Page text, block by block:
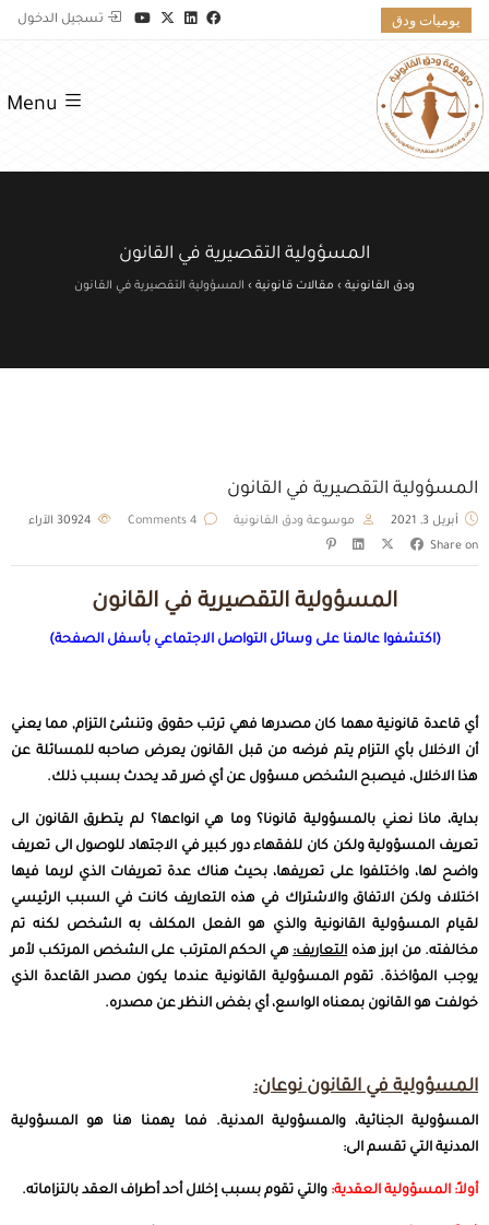
يوميات ودق تسجيل الدخول
Menu
المسؤولية التقصيرية في القانون
ودق القانونية › مقالات قانونية › المسؤولية التقصيرية في القانون
المسؤولية التقصيرية في القانون
أبريل 3, 2021 موسوعة ودق القانونية 4 Comments
الآراء
Share on
المسؤولية التقصيرية في القانون
(اكتشفوا عالمنا على وسائل التواصل الاجتماعي بأسفل الصفحة)
أي قاعدة قانونية مهما كان مصدرها فهي ترتب حقوق وتنشئ التزام, مما يعني
أن الاخلال بأي التزام يتم فرضه من قبل القانون يعرض صاحبه للمسائلة عن
هذا الاخلال، فيصبح الشخص مسؤول عن أي ضرر قد يحدث بسبب ذلك.
بداية، ماذا نعني بالمسؤولية قانونا؟ وما هي انواعها؟ لم يتطرق القانون الى
تعريف المسؤولية ولكن كان للفقهاء دور كبير في الاجتهاد للوصول الى تعريف
واضح لها، واختلفوا على تعريفها، بحيث هناك عدة تعريفات الذي لربما فيها
اختلاف ولكن الاتفاق والاشتراك في هذه التعاريف كانت في السبب الرئيسي
لقيام المسؤولية القانونية والذي هو الفعل المكلف به الشخص لكنه تم
مخالفته. من ابرز هذهالتعاريف:هي الحكم المترتب على الشخص المرتكب لأمر
يوجب المؤاخذة. تقوم المسؤولية القانونية عندما يكون مصدر القاعدة الذي
خولفت هو القانون بمعناه الواسع، أي بغض النظر عن مصدره.
المسؤولية في القانون نوعان:
المسؤولية الجنائية، والمسؤولية المدنية. فما يهمنا هنا هو المسؤولية
المدنية التي تقسم الى:
أولاً: المسؤولية العقدية: والتي تقوم بسبب إخلال أحد أطراف العقد بالتزاماته.